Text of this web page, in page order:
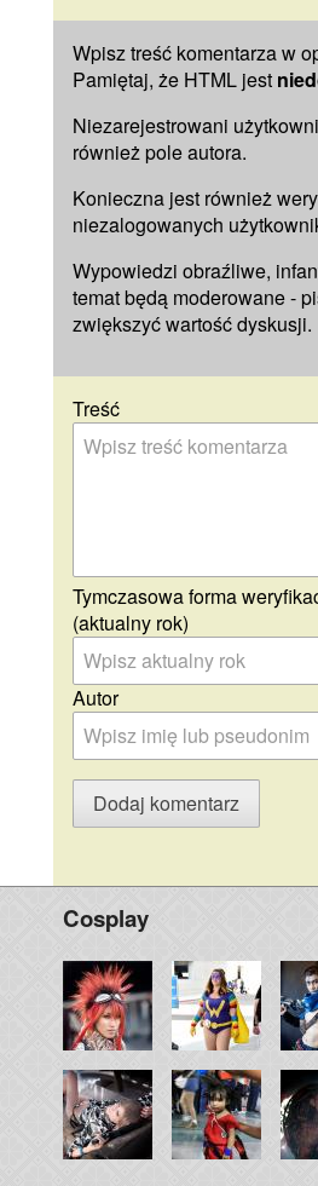
Wpisz treść komentarza w
Pamiętaj, że HTML jest
Niezarejestrowani
również poleautora.
Konieczna jest również
niezalogowanych
Wypowiedzi obraźliwe,
temat będą moderowane -
zwiększyć wartość dyskusji.
Treść
Tymczasowa forma
(aktualny rok)
Autor
Cosplay